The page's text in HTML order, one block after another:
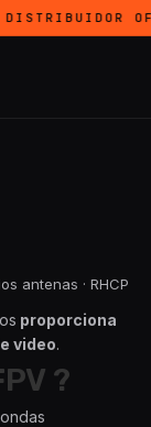
DISTRIBUIDOR
antenas · RHCP
proporciona
video.
?